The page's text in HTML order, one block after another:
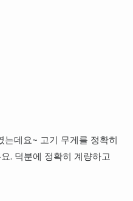
데요~ 고기 무게를 정확히
. 덕분에 정확히 계량하고